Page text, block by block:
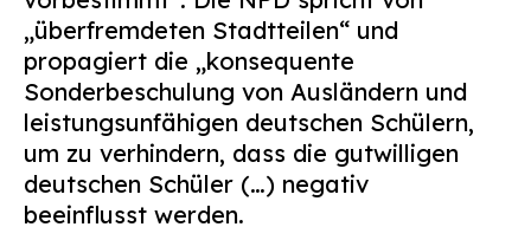
„überfremdeten Stadtteilen“ und
propagiert die „konsequente
Sonderbeschulung von Ausländern und
leistungsunfähigen deutschen Schülern,
um zu verhindern, dass die gutwilligen
deutschen Schüler (…) negativ
beeinflusst werden.